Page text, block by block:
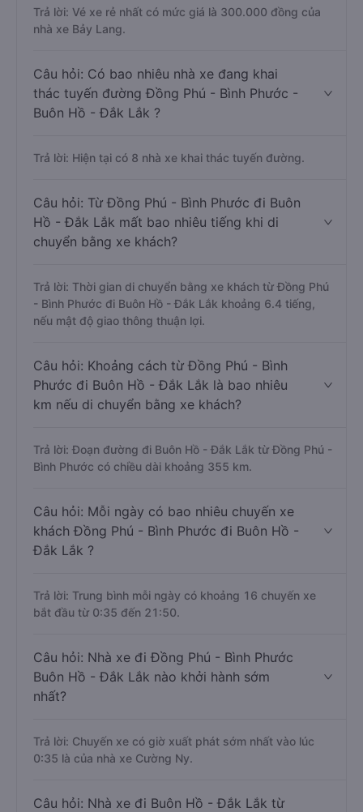
Trả lời: Vé xe rẻ nhất có mức giá là 300.000 đồng của
nhà xe Bảy Lang.
Câu hỏi: Có bao nhiêu nhà xe đang khai
thác tuyến đường Đồng Phú - Bình Phước -
Buôn Hồ - Đắk Lắk ?
Trả lời: Hiện tại có 8 nhà xe khai thác tuyến đường.
Câu hỏi: Từ Đồng Phú - Bình Phước đi Buôn
Hồ - Đắk Lắk mất bao nhiêu tiếng khi di
chuyển bằng xe khách?
Trả lời: Thời gian di chuyển bằng xe khách từ Đồng Phú
- Bình Phước đi Buôn Hồ - Đắk Lắk khoảng 6.4 tiếng,
nếu mật độ giao thông thuận lợi.
Câu hỏi: Khoảng cách từ Đồng Phú - Bình
Phước đi Buôn Hồ - Đắk Lắk là bao nhiêu
km nếu di chuyển bằng xe khách?
Trả lời: Đoạn đường đi Buôn Hồ - Đắk Lắk từ Đồng Phú -
Bình Phước có chiều dài khoảng 355 km.
Câu hỏi: Mỗi ngày có bao nhiêu chuyến xe
khách Đồng Phú - Bình Phước đi Buôn Hồ -
Đắk Lắk ?
Trả lời: Trung bình mỗi ngày có khoảng 16 chuyến xe
bắt đầu từ 0:35 đến 21:50.
Câu hỏi: Nhà xe đi Đồng Phú - Bình Phước
Buôn Hồ - Đắk Lắk nào khởi hành sớm
nhất?
Trả lời: Chuyến xe có giờ xuất phát sớm nhất vào lúc
0:35 là của nhà xe Cường Ny.
Câu hỏi: Nhà xe đi Buôn Hồ - Đắk Lắk từ